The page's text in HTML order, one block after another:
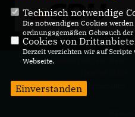
@2026 Bundestagsabgeordneter
Alle Rechte vorbehalten.
Technisch notwendige
Die notwendigen Cookies
ordnungsgemäßen Gebrauch
Cookies von
Derzeit verzichten wir auf
Webseite.
Einverstanden